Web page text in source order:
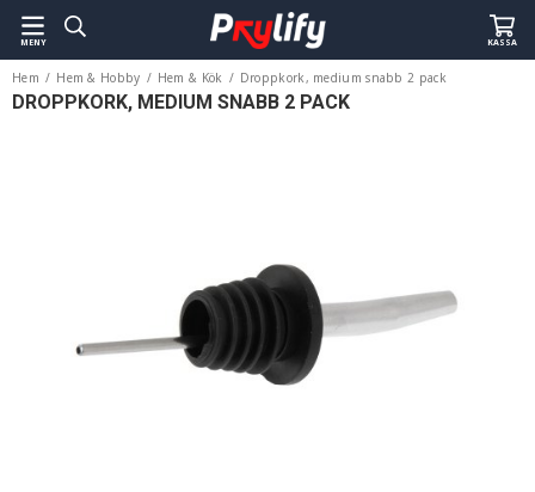
MENY KASSA
Hem / Hem & Hobby / Hem & Kök / Droppkork, medium snabb 2 pack
DROPPKORK, MEDIUM SNABB 2 PACK